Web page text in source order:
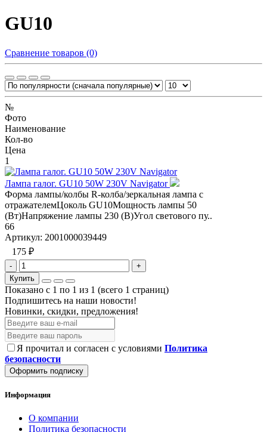
GU10
Сравнение товаров (0)
№
Фото
Наименование
Кол-во
Цена
1
Лампа галог. GU10 50W 230V Navigator
Форма лампы/колбы R-колба/зеркальная лампа с
отражателемЦоколь GU10Мощность лампы 50
(Вт)Напряжение лампы 230 (В)Угол светового пу..
66
Артикул: 2001000039449
175 ₽
-
+
Купить
Показано с 1 по 1 из 1 (всего 1 страниц)
Подпишитесь на наши новости!
Новинки, скидки, предложения!
Я прочитал и согласен с условиями Политика
безопасности
Оформить подписку
Информация
О компании
Политика безопасности